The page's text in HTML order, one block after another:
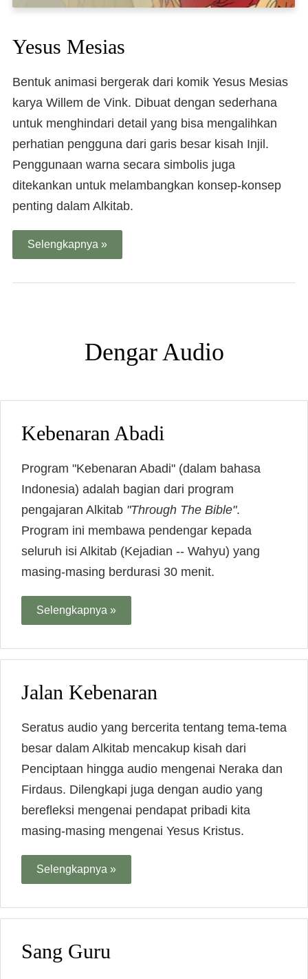
Yesus Mesias
Bentuk animasi bergerak dari komik Yesus Mesias
karya Willem de Vink. Dibuat dengan sederhana
untuk menghindari detail yang bisa mengalihkan
perhatian pengguna dari garis besar kisah Injil.
Penggunaan warna secara simbolis juga
ditekankan untuk melambangkan konsep-konsep
penting dalam Alkitab.
Selengkapnya »
Dengar Audio
Kebenaran Abadi
Program "Kebenaran Abadi" (dalam bahasa
Indonesia) adalah bagian dari program
pengajaran Alkitab "Through The Bible".
Program ini membawa pendengar kepada
seluruh isi Alkitab (Kejadian -- Wahyu) yang
masing-masing berdurasi 30 menit.
Selengkapnya »
Jalan Kebenaran
Seratus audio yang bercerita tentang tema-tema
besar dalam Alkitab mencakup kisah dari
Penciptaan hingga audio mengenai Neraka dan
Firdaus. Dilengkapi juga dengan audio yang
berefleksi mengenai pendapat pribadi kita
masing-masing mengenai Yesus Kristus.
Selengkapnya »
Sang Guru